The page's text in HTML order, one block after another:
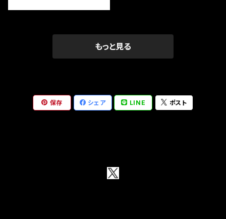
もっと見る
保存 シェア LINE ポスト